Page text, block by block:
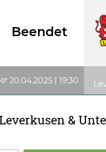
Beendet
20.04.2025 | 19:30
&